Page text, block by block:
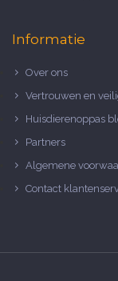
Informatie
Over ons
Vertrouwen en
Huisdierenoppas
Partners
Algemene
Contact